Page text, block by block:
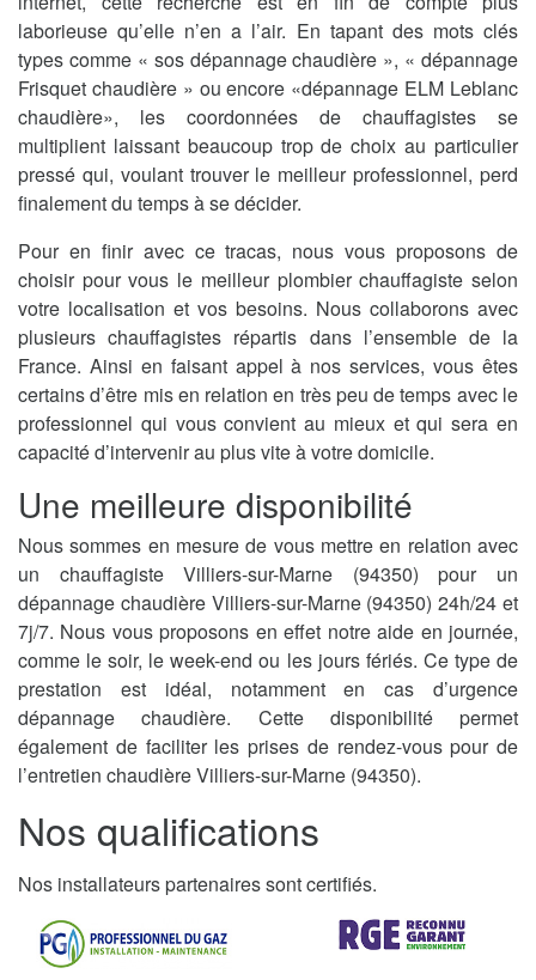
laborieuse qu’elle n’en a l’air. En tapant des mots clés
types comme « sos dépannage chaudière », « dépannage
Frisquet chaudière » ou encore «dépannage ELM Leblanc
chaudière», les coordonnées de chauffagistes se
multiplient laissant beaucoup trop de choix au particulier
pressé qui, voulant trouver le meilleur professionnel, perd
finalement du temps à se décider.
Pour en finir avec ce tracas, nous vous proposons de
choisir pour vous le meilleur plombier chauffagiste selon
votre localisation et vos besoins. Nous collaborons avec
plusieurs chauffagistes répartis dans l’ensemble de la
France. Ainsi en faisant appel à nos services, vous êtes
certains d’être mis en relation en très peu de temps avec le
professionnel qui vous convient au mieux et qui sera en
capacité d’intervenir au plus vite à votre domicile.
Une meilleure disponibilité
Nous sommes en mesure de vous mettre en relation avec
un chauffagiste Villiers-sur-Marne (94350) pour un
dépannage chaudière Villiers-sur-Marne (94350) 24h/24 et
7j/7. Nous vous proposons en effet notre aide en journée,
comme le soir, le week-end ou les jours fériés. Ce type de
prestation est idéal, notamment en cas d’urgence
dépannage chaudière. Cette disponibilité permet
également de faciliter les prises de rendez-vous pour de
l’entretien chaudière Villiers-sur-Marne (94350).
Nos qualifications
Nos installateurs partenaires sont certifiés.